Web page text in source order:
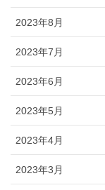
2023年8月
2023年7月
2023年6月
2023年5月
2023年4月
2023年3月